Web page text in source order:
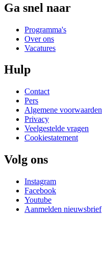
Ga snel naar
Programma's
Over ons
Vacatures
Hulp
Contact
Pers
Algemene voorwaarden
Privacy
Veelgestelde vragen
Cookiestatement
Volg ons
Instagram
Facebook
Youtube
Aanmelden nieuwsbrief